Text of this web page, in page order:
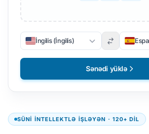
SÜNI INTELLEKTLƏ IŞLƏYƏN · 120+ DIL
İngilis (İngilis)
Sənədi yüklə